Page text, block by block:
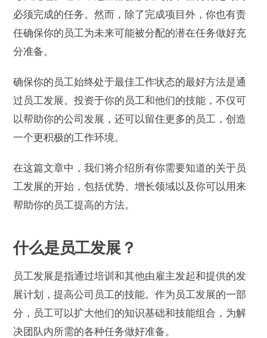
必须完成的任务。然而，除了完成项目外，你也有责
任确保你的员工为未来可能被分配的潜在任务做好充
分准备。
确保你的员工始终处于最佳工作状态的最好方法是通
过员工发展。投资于你的员工和他们的技能，不仅可
以帮助你的公司发展，还可以留住更多的员工，创造
一个更积极的工作环境。
在这篇文章中，我们将介绍所有你需要知道的关于员
工发展的开始，包括优势、增长领域以及你可以用来
帮助你的员工提高的方法。
什么是员工发展？
员工发展是指通过培训和其他由雇主发起和提供的发
展计划，提高公司员工的技能。作为员工发展的一部
分，员工可以扩大他们的知识基础和技能组合，为解
决团队内所需的各种任务做好准备。